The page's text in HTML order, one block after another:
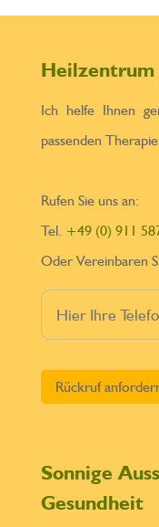
Heilzentrum
Ich helfe Ihnen
passenden
Rufen Sie uns an:
Tel. +49 (0) 911
Oder Vereinbaren
Sonnige
Gesundheit